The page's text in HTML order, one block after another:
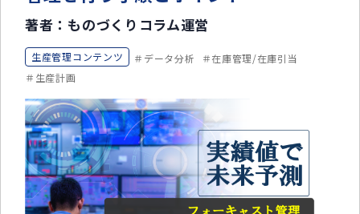
運営会社
全ての記事
中小企業診断士コラム
生産管理コンテンツ
用語集
導入事例
著者：ものづくりコラム運営
生産管理コンテンツ データ分析
在庫管理/在庫引当
生産計画